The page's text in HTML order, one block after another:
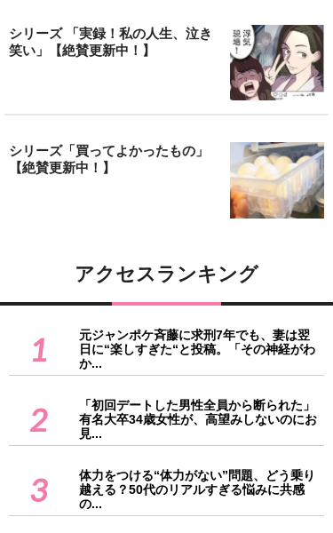
シリーズ 「実録！私の人生、泣き
笑い」【絶賛更新中！】
シリーズ「買ってよかったもの」
【絶賛更新中！】
アクセスランキング
1
元ジャンポケ斉藤に求刑7年でも、妻は翌
日に“楽しすぎた“と投稿。「その神経がわ
か...
2
「初回デートした男性全員から断られた」
有名大卒34歳女性が、高望みしないのにお
見...
3
体力をつける“体力がない”問題、どう乗り
越える？50代のリアルすぎる悩みに共感
の...